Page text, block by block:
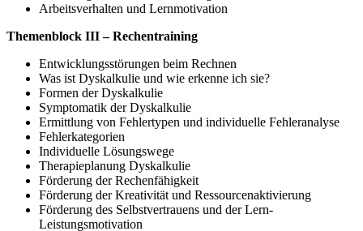
Arbeitsverhalten und Lernmotivation
Themenblock III – Rechentraining
Entwicklungsstörungen beim Rechnen
Was ist Dyskalkulie und wie erkenne ich sie?
Formen der Dyskalkulie
Symptomatik der Dyskalkulie
Ermittlung von Fehlertypen und individuelle Fehleranalyse
Fehlerkategorien
Individuelle Lösungswege
Therapieplanung Dyskalkulie
Förderung der Rechenfähigkeit
Förderung der Kreativität und Ressourcenaktivierung
Förderung des Selbstvertrauens und der Lern-
Leistungsmotivation